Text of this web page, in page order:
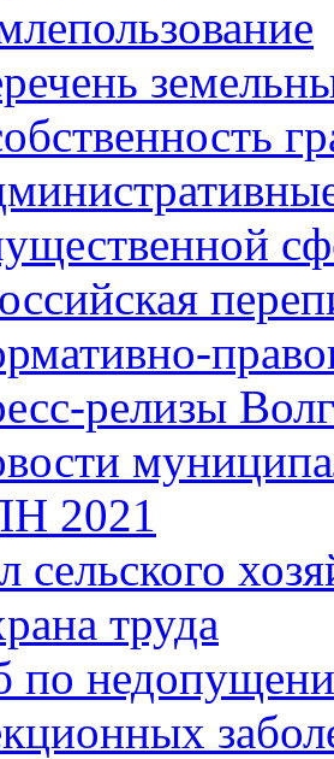
релизы
2021
сельского
труда
по